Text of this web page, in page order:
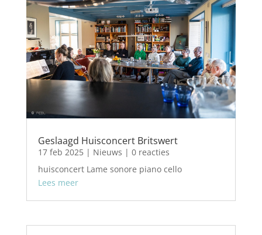
Geslaagd Huisconcert Britswert
17 feb 2025| Nieuws | 0 reacties
huisconcert Lame sonore piano cello
Lees meer